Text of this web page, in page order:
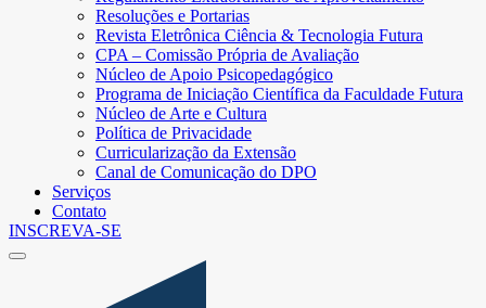
Resoluções e Portarias
Revista Eletrônica Ciência & Tecnologia Futura
CPA – Comissão Própria de Avaliação
Núcleo de Apoio Psicopedagógico
Programa de Iniciação Científica da Faculdade Futura
Núcleo de Arte e Cultura
Política de Privacidade
Curricularização da Extensão
Canal de Comunicação do DPO
Serviços
Contato
INSCREVA-SE